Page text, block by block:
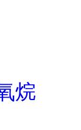
烷